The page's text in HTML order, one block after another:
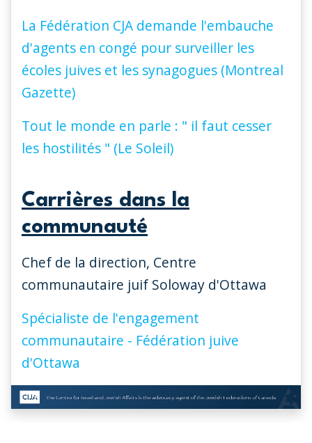
La Fédération CJA demande l'embauche
d'agents en congé pour surveiller les
écoles juives et les synagogues (Montreal
Gazette)
Tout le monde en parle : " il faut cesser
les hostilités " (Le Soleil)
Carrières dans la
communauté
Chef de la direction, Centre
communautaire juif Soloway d'Ottawa
Spécialiste de l'engagement
communautaire - Fédération juive
d'Ottawa